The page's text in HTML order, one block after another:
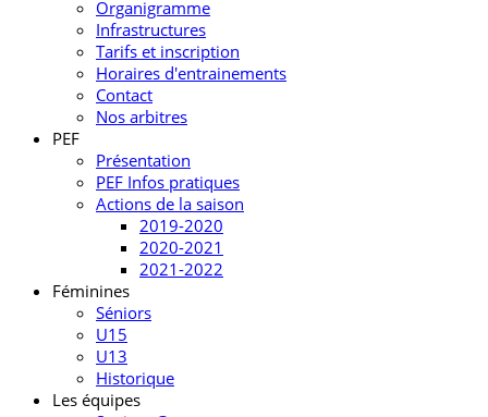
Organigramme
Infrastructures
Tarifs et inscription
Horaires d'entrainements
Contact
Nos arbitres
PEF
Présentation
PEF Infos pratiques
Actions de la saison
2019-2020
2020-2021
2021-2022
Féminines
Séniors
U15
U13
Historique
Les équipes